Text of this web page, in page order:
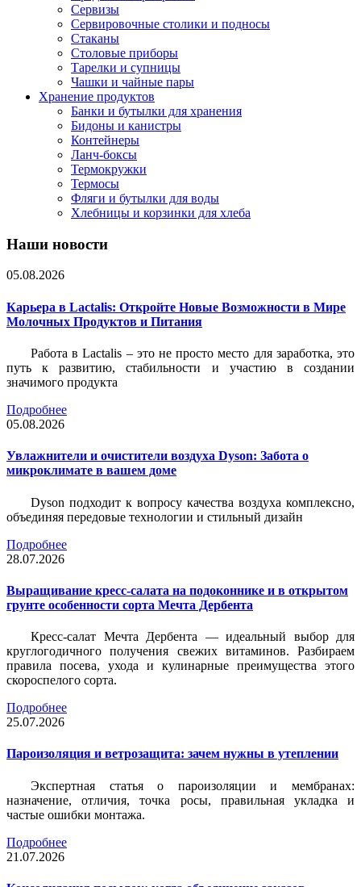
Сервизы
Сервировочные столики и подносы
Стаканы
Столовые приборы
Тарелки и супницы
Чашки и чайные пары
Хранение продуктов
Банки и бутылки для хранения
Бидоны и канистры
Контейнеры
Ланч-боксы
Термокружки
Термосы
Фляги и бутылки для воды
Хлебницы и корзинки для хлеба
Наши новости
05.08.2026
Карьера в Lactalis: Откройте Новые Возможности в Мире
Молочных Продуктов и Питания
Работа в Lactalis – это не просто место для заработка, это
путь к развитию, стабильности и участию в создании
значимого продукта
Подробнее
05.08.2026
Увлажнители и очистители воздуха Dyson: Забота о
микроклимате в вашем доме
Dyson подходит к вопросу качества воздуха комплексно,
объединяя передовые технологии и стильный дизайн
Подробнее
28.07.2026
Выращивание кресс-салата на подоконнике и в открытом
грунте особенности сорта Мечта Дербента
Кресс-салат Мечта Дербента — идеальный выбор для
круглогодичного получения свежих витаминов. Разбираем
правила посева, ухода и кулинарные преимущества этого
скороспелого сорта.
Подробнее
25.07.2026
Пароизоляция и ветрозащита: зачем нужны в утеплении
Экспертная статья о пароизоляции и мембранах:
назначение, отличия, точка росы, правильная укладка и
частые ошибки монтажа.
Подробнее
21.07.2026